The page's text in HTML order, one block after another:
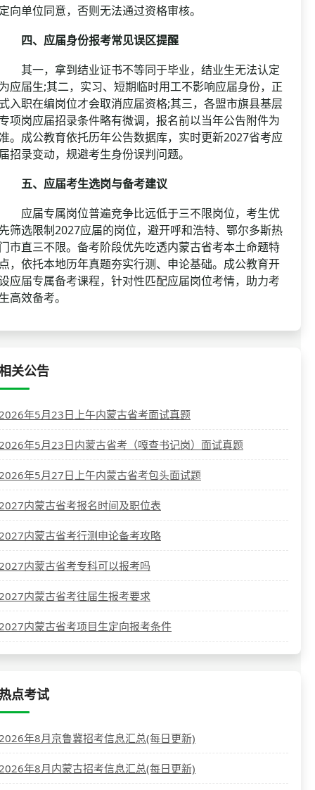
向单位同意，否则无法通过资格审核。
四、应届身份报考常见误区提醒
一，拿到结业证书不等同于毕业，结业生无法认定
应届生;其二，实习、短期临时用工不影响应届身份，正
入职在编岗位才会取消应届资格;其三，各盟市旗县基层
项岗应届招录条件略有微调，报名前以当年公告附件为
。成公教育依托历年公告数据库，实时更新2027省考应
招录变动，规避考生身份误判问题。
五、应届考生选岗与备考建议
届专属岗位普遍竞争比远低于三不限岗位，考生优
筛选限制2027应届的岗位，避开呼和浩特、鄂尔多斯热
市直三不限。备考阶段优先吃透内蒙古省考本土命题特
，依托本地历年真题夯实行测、申论基础。成公教育开
应届专属备考课程，针对性匹配应届岗位考情，助力考
高效备考。
关公告
年5月23日上午内蒙古省考面试真题
年5月23日内蒙古省考（嘎查书记岗）面试真题
年5月27日上午内蒙古省考包头面试题
内蒙古省考报名时间及职位表
内蒙古省考行测申论备考攻略
内蒙古省考专科可以报考吗
内蒙古省考往届生报考要求
内蒙古省考项目生定向报考条件
点考试
年8月京鲁冀招考信息汇总(每日更新)
年8月内蒙古招考信息汇总(每日更新)